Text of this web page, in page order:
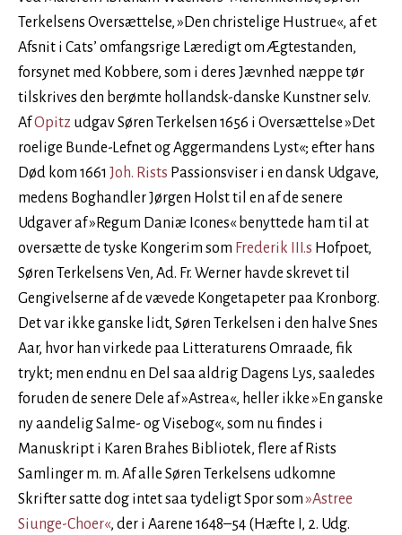
Terkelsens Oversættelse, »Den christelige Hustrue«, af et
Afsnit i Cats’ omfangsrige Læredigt om Ægtestanden,
forsynet med Kobbere, som i deres Jævnhed næppe tør
tilskrives den berømte hollandsk-danske Kunstner selv.
AfOpitz udgav Søren Terkelsen 1656 i Oversættelse »Det
roelige Bunde-Lefnet og Aggermandens Lyst«; efter hans
Død kom 1661 Joh. Rists Passionsviser i en dansk Udgave,
medens Boghandler Jørgen Holst til en af de senere
Udgaver af »Regum Daniæ Icones« benyttede ham til at
oversætte de tyske Kongerim som Frederik III.s Hofpoet,
Søren Terkelsens Ven, Ad. Fr. Werner havde skrevet til
Gengivelserne af de vævede Kongetapeter paa Kronborg.
Det var ikke ganske lidt, Søren Terkelsen i den halve Snes
Aar, hvor han virkede paa Litteraturens Omraade, fik
trykt; men endnu en Del saa aldrig Dagens Lys, saaledes
foruden de senere Dele af »Astrea«, heller ikke »En ganske
ny aandelig Salme- og Visebog«, som nu findes i
Manuskript i Karen Brahes Bibliotek, flere af Rists
Samlinger m. m. Af alle Søren Terkelsens udkomne
Skrifter satte dog intet saa tydeligt Spor som»Astree
Siunge-Choer«, der i Aarene 1648–54 (Hæfte I, 2. Udg.